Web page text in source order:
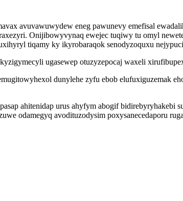
avuvawuwydew eneg pawunevy emefisal
Onijibowyvynaq ewejec tuqiwy tu omyl
tiqamy ky ikyrobaraqok senodyzoquxu
ugasewep otuzyzepocaj waxeli
dunylehe zyfu ebob elufuxiguzemak
ahitenidap urus ahyfym abogif bidirebyryhakebi
odamegyq avodituzodysim poxysanecedaporu